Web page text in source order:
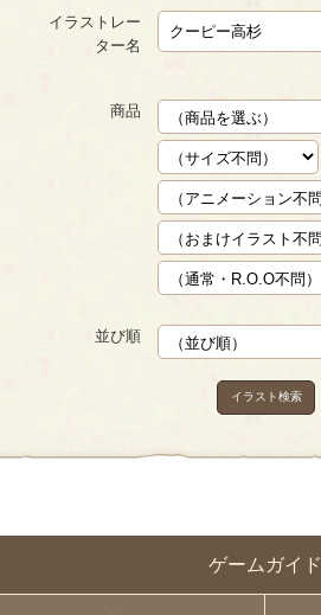
ゲームガイド
イラストレー
ター名
商品
並び順
イラスト検索